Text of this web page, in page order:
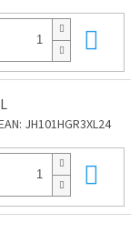
JH101HGR3XL24